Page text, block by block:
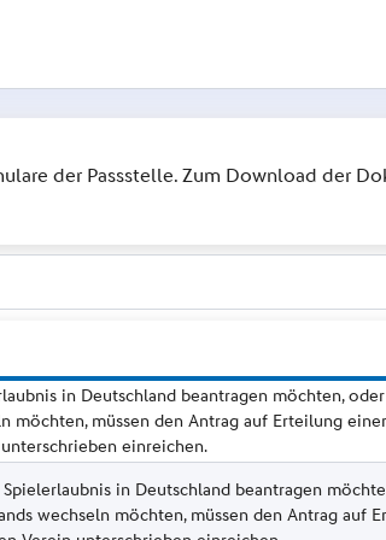
der Passstelle. Zum Download der
in Deutschland beantragen möchten,
möchten, müssen den Antrag auf Erteilung
einreichen.
in Deutschland beantragen
wechseln möchten, müssen den Antrag auf